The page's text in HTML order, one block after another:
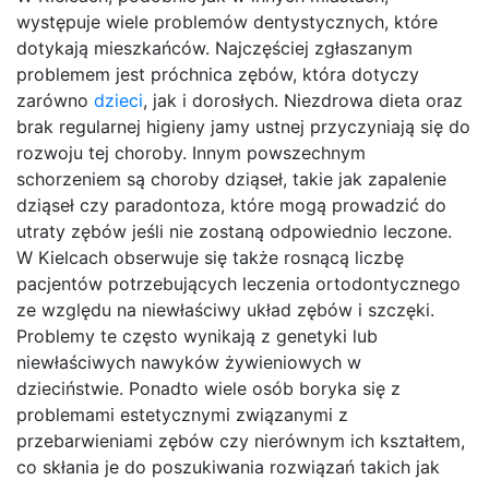
występuje wiele problemów dentystycznych, które
dotykają mieszkańców. Najczęściej zgłaszanym
problemem jest próchnica zębów, która dotyczy
zarówno dzieci, jak i dorosłych. Niezdrowa dieta oraz
brak regularnej higieny jamy ustnej przyczyniają się do
rozwoju tej choroby. Innym powszechnym
schorzeniem są choroby dziąseł, takie jak zapalenie
dziąseł czy paradontoza, które mogą prowadzić do
utraty zębów jeśli nie zostaną odpowiednio leczone.
W Kielcach obserwuje się także rosnącą liczbę
pacjentów potrzebujących leczenia ortodontycznego
ze względu na niewłaściwy układ zębów i szczęki.
Problemy te często wynikają z genetyki lub
niewłaściwych nawyków żywieniowych w
dzieciństwie. Ponadto wiele osób boryka się z
problemami estetycznymi związanymi z
przebarwieniami zębów czy nierównym ich kształtem,
co skłania je do poszukiwania rozwiązań takich jak